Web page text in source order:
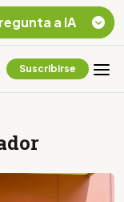
Suscribirse
a IA
Listar destinos
Ecuatoriana
¿En que consiste la